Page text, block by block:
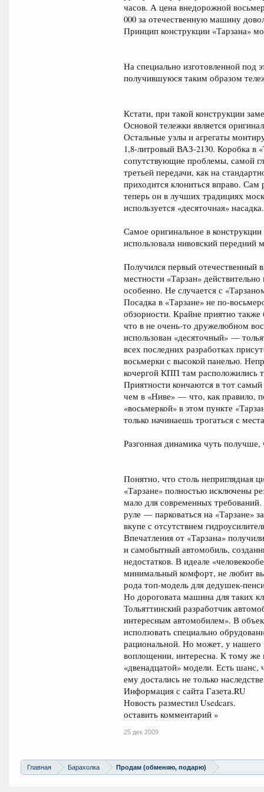
часов. А цена внедорожной
000 за отечественную машину
Принцип конструкции «Тарзана»
На специально изготовленной под
получившуюся таким образом
Кстати, при такой конструкции
Основой тележки является
Остальные узлы и агрегаты
1,8-литровый ВАЗ-2130. Коробка в
сопутствующие проблемы, самой
третьей передачи, как на
приходится клониться вправо.
теперь он в лучших традициях
используется «десяточная» насадка.
Самое оригинальное в
использовала нивовский передний
Получился первый отечественный
местности «Тарзан»
особенно. Не случается с
Посадка в «Тарзане» не по-
обзорности. Крайне приятно
что в не очень-то дружелюбном
использован «десяточный» —
всех последних разработках
восьмерки с высокой панелью.
кочергой КПП там расположились
Приятности кончаются в тот
чем в «Ниве» — что, как правило,
«восьмеркой» в этом пункте
только начинаешь трогаться с
Разгонная динамика чуть
Понятно, что столь неприглядная
«Тарзане» полностью исключены
мало для современных требований.
руле — парковаться на «Тарзане»
вкупе с отсутствием
Впечатления от «Тарзана»
и самобытный автомобиль,
недостатков. В идеале
минимальный комфорт, не любит
рода топ-модель для дедушек-
Но дороговата машина для таких
Тольяттинский разработчик
интересным автомобилем». В
исползовать специально
рациональной. Но может, у нашего
воплощении, интересна. К тому же
«двенадцатой» модели. Есть шанс,
ему достались не только
Информация с сайта Газета.RU
Новость разместил Usedcars.
оставить комментарий »
25 дек 2009
Главная Барахолка Продам (обменяю, подарю)